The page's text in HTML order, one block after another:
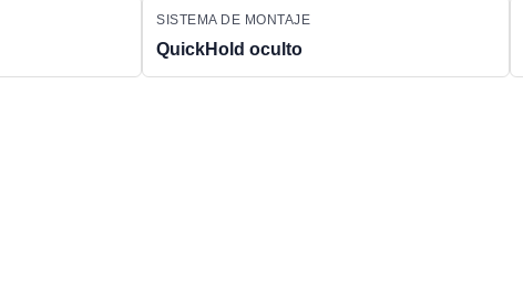
SISTEMA DE MONTAJE
QuickHold oculto